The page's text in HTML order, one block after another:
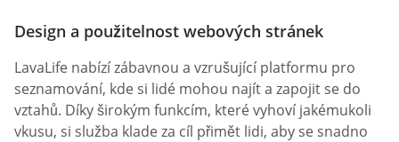
Design a použitelnost webových stránek
LavaLife nabízí zábavnou a vzrušující platformu pro
seznamování, kde si lidé mohou najít a zapojit se do
vztahů. Díky širokým funkcím, které vyhoví jakémukoli
vkusu, si služba klade za cíl přimět lidi, aby se snadno